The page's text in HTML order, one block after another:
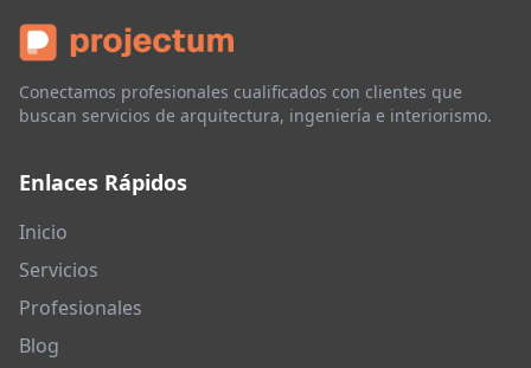
Conectamos profesionales cualificados con clientes que
buscan servicios de arquitectura, ingeniería e interiorismo.
Enlaces Rápidos
Inicio
Servicios
Profesionales
Blog